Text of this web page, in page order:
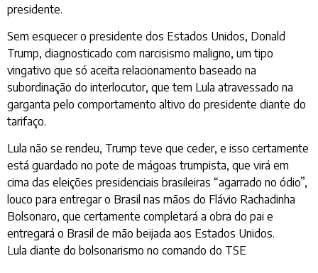
presidente.
Sem esquecer o presidente dos Estados Unidos, Donald
Trump, diagnosticado com narcisismo maligno, um tipo
vingativo que só aceita relacionamento baseado na
subordinação do interlocutor, que tem Lula atravessado na
garganta pelo comportamento altivo do presidente diante do
tarifaço.
Lula não se rendeu, Trump teve que ceder, e isso certamente
está guardado no pote de mágoas trumpista, que virá em
cima das eleições presidenciais brasileiras “agarrado no ódio”,
louco para entregar o Brasil nas mãos do Flávio Rachadinha
Bolsonaro, que certamente completará a obra do pai e
entregará o Brasil de mão beijada aos Estados Unidos.
Lula diante do bolsonarismo no comando do TSE